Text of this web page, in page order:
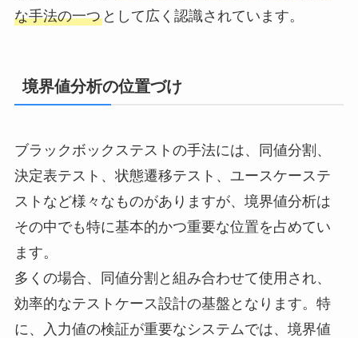
な手法の一つとして広く認識されています。
境界値分析の位置づけ
ブラックボックステストの手法には、同値分割、
決定表テスト、状態遷移テスト、ユースケーステ
ストなど様々なものがありますが、境界値分析は
その中でも特に基本的かつ重要な位置を占めてい
ます。
多くの場合、同値分割と組み合わせて使用され、
効率的なテストケース設計の基盤となります。特
に、入力値の検証が重要なシステムでは、境界値